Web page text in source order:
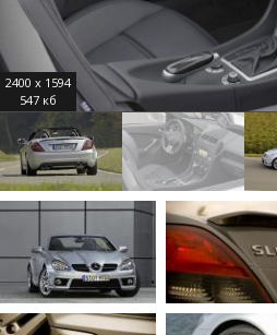
2400 x 1594
547 кб